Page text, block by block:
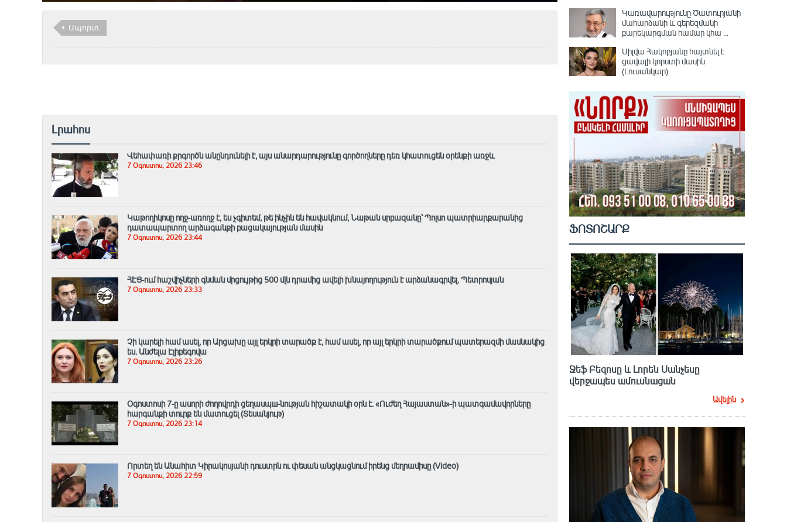
Սպորտ
Լրահոս
Վեհափառի քրգործն անընդունելի է, այս անարդարությունը գործողները դեռ կհատուցեն օրենքի առջև
7 Օգոստոս, 2026 23:46
Կաթողիկոսը ողջ-առողջ է, ես չգիտեմ, թե ինչին են հավակնում, Նաթան սրբազանը՝ Պոլսո պատրիարքարանից
դատապարտող արձագանքի բացակայության մասին
7 Օգոստոս, 2026 23:44
ՀԷՑ-ում հաշվիչների գնման մրցույթից 500 մլն դրամից ավելի խնայողություն է արձանագրվել. Պետրոսյան
7 Օգոստոս, 2026 23:33
Չի կարելի համ ասել, որ Արցախը այլ երկրի տարածք է, համ ասել, որ այլ երկրի տարածքում պատերազմի մասնակից
ես. Անժելա Էլիբեգովա
7 Օգոստոս, 2026 23:26
Օգոստոսի 7-ը ասորի ժողովրդի ցեղասպш-նության հիշատակի օրն է․ «Ուժեղ Հայաստան»-ի պատգամավորները
հարգանքի տուրք են մատուցել (Տեսանյութ)
7 Օգոստոս, 2026 23:14
Որտեղ են Անահիտ Կիրակոսյանի դուստրն ու փեսան անցկացնում իրենց մեղրամիսը (Video)
7 Օգոստոս, 2026 22:59
Կառավարությունը Ծատուրյանի
մահարձանի և գերեզմանի
բարեկարգման համար կհա ...
Սիլվա Հակոբյանը հայտնել է
ցավալի կորստի մասին
(Լուսանկար)
ՖՈՏՈՇԱՐՔ
Ջեֆ Բեզոսը և Լորեն Սանչեսը
վերջապես ամուսնացան
Ավելին